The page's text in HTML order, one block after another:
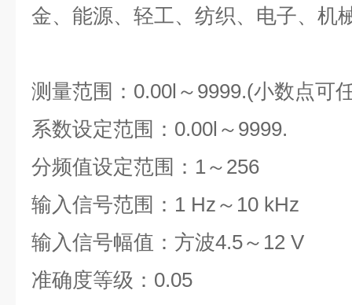
金、能源、轻工、纺织、电子、机
测量范围：0.00l～9999.(小数点可
系数设定范围：0.00l～9999.
分频值设定范围：1～256
输入信号范围：1 Hz～10 kHz
输入信号幅值：方波4.5～12 V
准确度等级：0.05